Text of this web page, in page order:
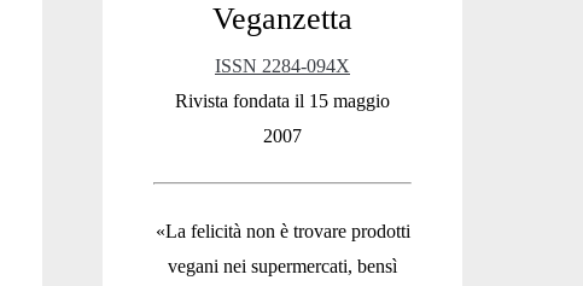
Veganzetta
ISSN 2284-094X
Rivista fondata il 15 maggio
2007
«La felicità non è trovare prodotti
vegani nei supermercati, bensì